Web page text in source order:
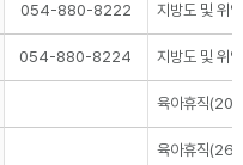
054-880-8222 지방도 및 위
054-880-8224 지방도 및 위
육아휴직
육아휴직(26.